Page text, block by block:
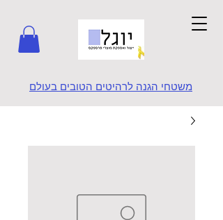
משטחי הגנה לרהיטים הטובים בעולם